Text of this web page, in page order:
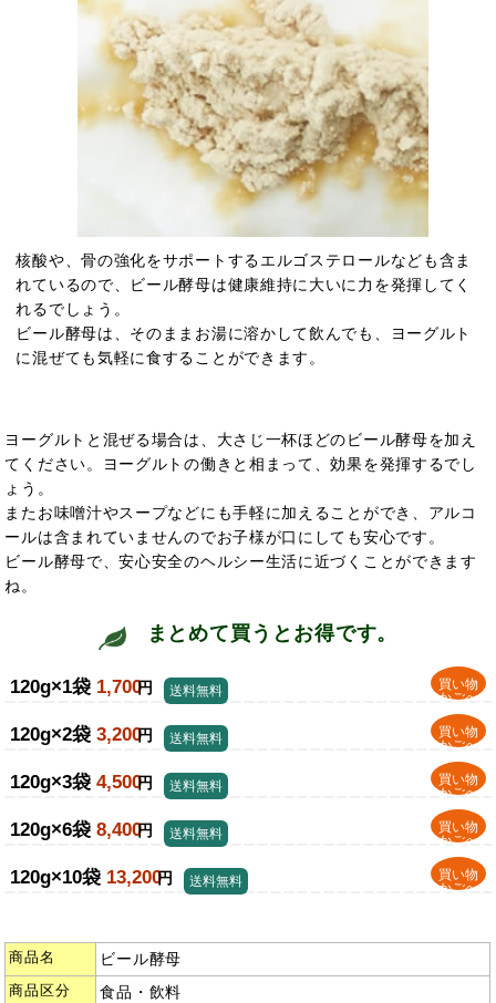
核酸や、骨の強化をサポートするエルゴステロールなども含ま
れているので、ビール酵母は健康維持に大いに力を発揮してく
れるでしょう。
ビール酵母は、そのままお湯に溶かして飲んでも、ヨーグルト
に混ぜても気軽に食することができます。
ヨーグルトと混ぜる場合は、大さじ一杯ほどのビール酵母を加え
てください。ヨーグルトの働きと相まって、効果を発揮するでし
ょう。
またお味噌汁やスープなどにも手軽に加えることができ、アルコ
ールは含まれていませんのでお子様が口にしても安心です。
ビール酵母で、安心安全のヘルシー生活に近づくことができます
ね。
まとめて買うとお得です。
120g×1袋 1,700円
買い物
かごへ
送料無料
120g×2袋 3,200円
買い物
かごへ
送料無料
120g×3袋 4,500円
買い物
かごへ
送料無料
120g×6袋 8,400円
買い物
かごへ
送料無料
120g×10袋 13,200円
買い物
かごへ
送料無料
商品名 ビール酵母
商品区分 食品・飲料